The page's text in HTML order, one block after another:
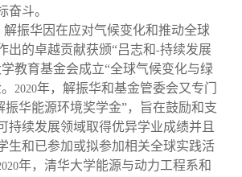
奋斗。
解振华因在应对气候变化和推动全球
出的卓越贡献获颁“吕志和-持续发展
教育基金会成立“全球气候变化与绿
2020年，解振华和基金管委会又专门
振华能源环境奖学金”，旨在鼓励和支
持续发展领域取得优异学业成绩并且
生和已参加或拟参加相关全球实践活
年，清华大学能源与动力工程系和